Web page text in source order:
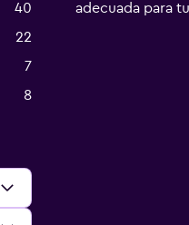
40
22
7
8
adecuada para